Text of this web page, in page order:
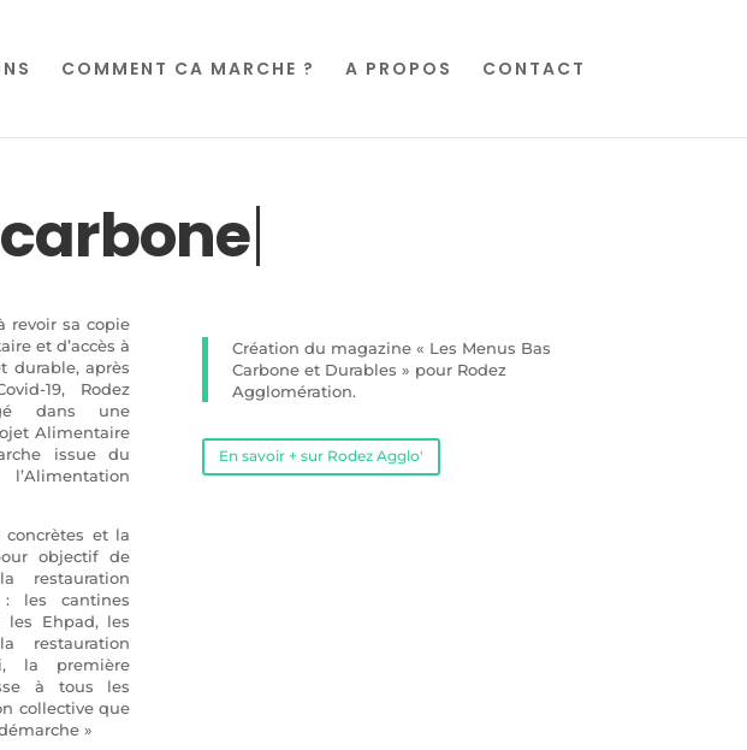
COMMENT CA MARCHE ? A PROPOS CONTACT
revoir sa copie
et d’accès à
durable, après
19, Rodez
dans une
Alimentaire
issue du
concrètes et la
objectif de
restauration
les cantines
les Ehpad, les
restauration
la première
à tous les
collective que
»
Création du magazine « Les Menus Bas
Carbone et Durables » pour Rodez
Agglomération.
En savoir + sur Rodez Agglo'